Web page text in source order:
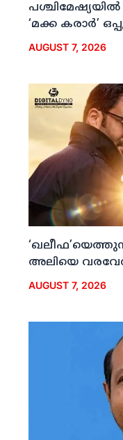
‘മക്ക കരാര്‍’
AUGUST 7, 2026
അലിയെ
AUGUST 7, 2026